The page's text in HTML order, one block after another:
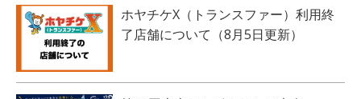
ホヤチケX（トランスファー）利用終
了店舗について（8月5日更新）